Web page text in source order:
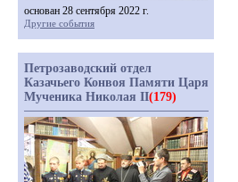
основан 28 сентября 2022 г.
Другие события
Петрозаводский отдел
Казачьего Конвоя Памяти Царя
Мученика Николая II(179)